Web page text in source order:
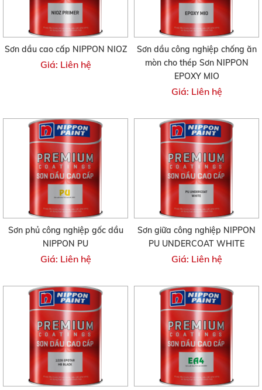
Sơn dầu cao cấp NIPPON NIOZ
Giá: Liên hệ
Sơn dầu công nghiệp chống ăn
mòn cho thép Sơn NIPPON
EPOXY MIO
Giá: Liên hệ
Sơn phủ công nghiệp gốc dầu
NIPPON PU
Giá: Liên hệ
Sơn giữa công nghiệp NIPPON
PU UNDERCOAT WHITE
Giá: Liên hệ